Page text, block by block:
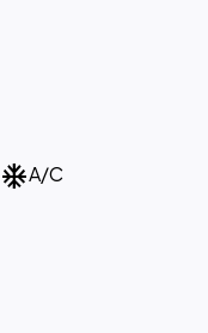
ac_unitA/C